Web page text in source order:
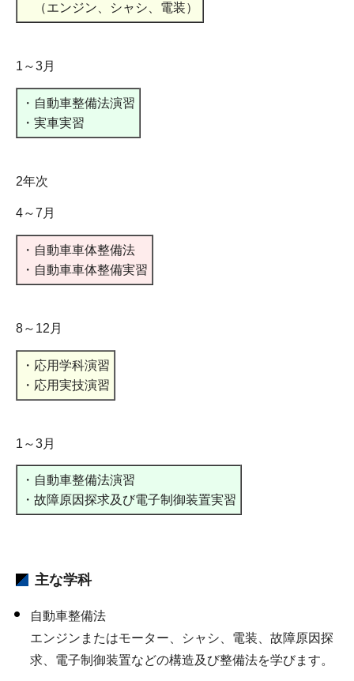
（エンジン、シャシ、電装）
1～3月
・自動車整備法演習
・実車実習
2年次
4～7月
・自動車車体整備法
・自動車車体整備実習
8～12月
・応用学科演習
・応用実技演習
1～3月
・自動車整備法演習
・故障原因探求及び電子制御装置実習
主な学科
自動車整備法
エンジンまたはモーター、シャシ、電装、故障原因探
求、電子制御装置などの構造及び整備法を学びます。